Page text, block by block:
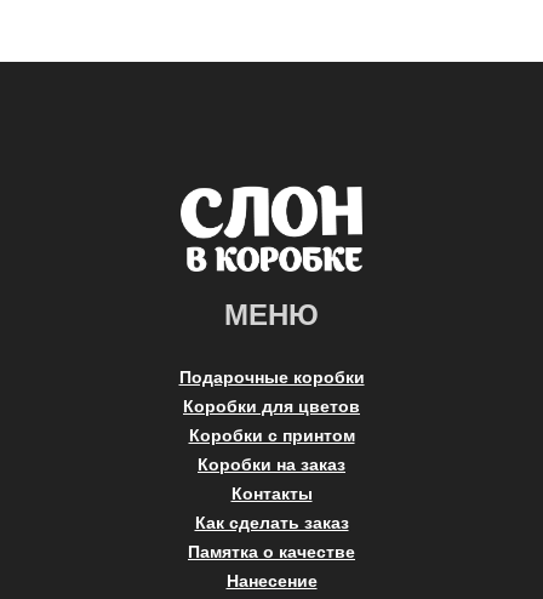
МЕНЮ
Подарочные коробки
Коробки для цветов
Коробки с принтом
Коробки на заказ
Контакты
Как сделать заказ
Памятка о качестве
Нанесение